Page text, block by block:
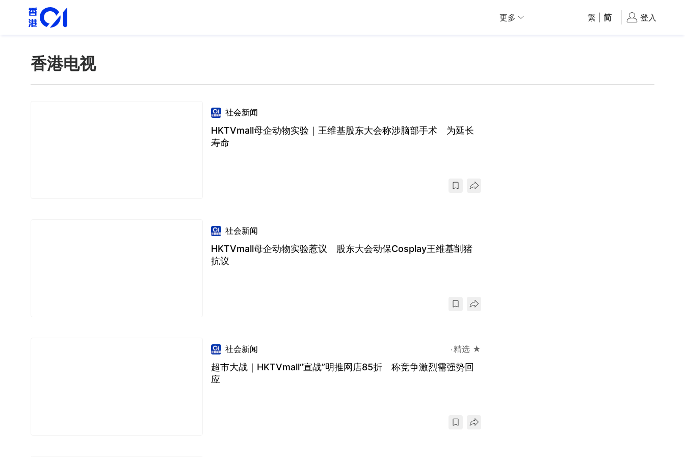
更多 繁 简 登入
香港电视
社会新闻
HKTVmall母企动物实验｜王维基股东大会称涉脑部手术 为延长
寿命
社会新闻
HKTVmall母企动物实验惹议 股东大会动保Cosplay王维基㓥猪
抗议
社会新闻 精选 ★
超市大战｜HKTVmall“宣战”明推网店85折 称竞争激烈需强势回
应